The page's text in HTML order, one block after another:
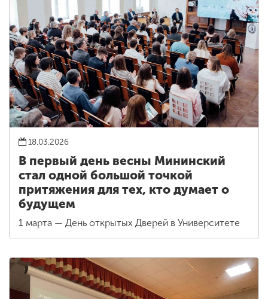
18.03.2026
В первый день весны Мининский
стал одной большой точкой
притяжения для тех, кто думает о
будущем
1 марта — День открытых Дверей в Университете